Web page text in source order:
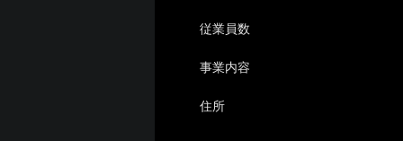
従業員数
事業内容
住所